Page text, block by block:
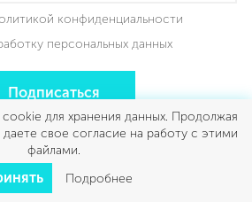
конфиденциальности
персональных данных
Подписаться
для хранения данных. Продолжая
даете свое согласие на работу с этими
файлами.
Подробнее